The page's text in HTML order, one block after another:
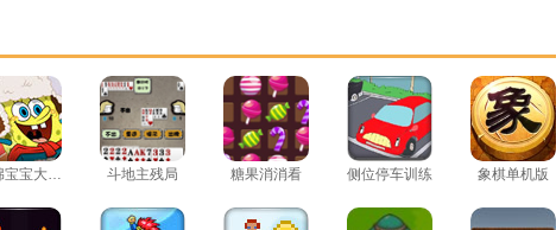
海绵宝宝大富翁 斗地主残局 糖果消消看 侧位停车训练 象棋单机版